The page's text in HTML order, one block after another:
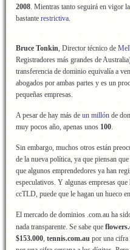
2008. Mientras tanto seguirá en vigor la
bastante restrictiva.
Bruce Tonkin, Director técnico de
Registradores más grandes de
transferencia de dominio equivalía a
abogados por ambas partes y es un
pequeñas empresas.
A pesar de hay más de un millón de
muy pocos año, apenas unos 100.
Sin embargo, muchos otros están
de la nueva política, ya que piensan
que algunos emprendedores ya han
especulativos. Y algunas empresas
ccTLD, puede que le hagan un hueco
El mercado de dominios .com.au ha
nada transparente. Se sabe que
$153.000, tennis.com.au por una cifra